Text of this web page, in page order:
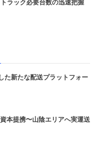
ラック必要台数の迅速把握
新たな配送プラットフォー
本提携〜山陰エリアへ実運送